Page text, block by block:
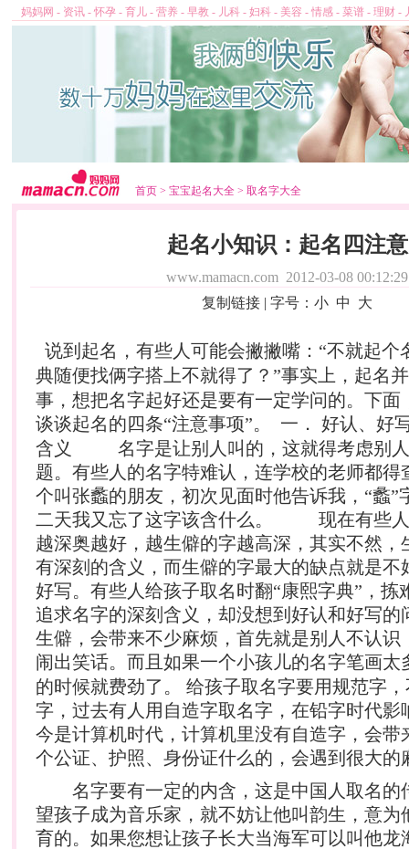
妈妈网 - 资讯 - 怀孕 - 育儿 - 营养 - 早教 - 儿科 - 妇科 - 美容 - 情感 - 菜谱 - 理财 -
首页 > 宝宝起名大全 > 取名字大全
起名小知识：起名四注意
www.mamacn.com 2012-03-08 00:12:29
复制链接 | 字号： 小 中 大
说到 起名 ，有些人可能会撇撇嘴：“不就起
典随便找俩字搭上不就得了？”事实上， 起名
事，想把名字起好还是要有一定学问的。下面
谈谈起名的四条“注意事项”。 一． 好认、好
含义 名字是让别人叫的，这就得考虑别人
题。有些人的名字特难认，连学校的老师都得
个叫张蠡的朋友，初次见面时他告诉我，“蠡”
二天我又忘了这字该含什么。 现在有些人
越深奥越好，越生僻的字越高深，其实不然，
有深刻的含义，而生僻的字最大的缺点就是不
好写。有些人给孩子取名时翻“康熙字典”，拣
追求名字的深刻含义，却没想到好认和好写的
生僻，会带来不少麻烦，首先就是别人不认识
闹出笑话。而且如果一个小孩儿的名字笔画太
的时候就费劲了。 给孩子取名字要用规范字
字，过去有人用自造字取名字，在铅字时代影
今是计算机时代，计算机里没有自造字，会带
个公证、护照、身份证什么的，会遇到很大
名字要有一定的内含，这是中国人取名的
望孩子成为音乐家，就不妨让他叫韵生，意为
育的。如果您想让孩子长大当海军可以叫他龙